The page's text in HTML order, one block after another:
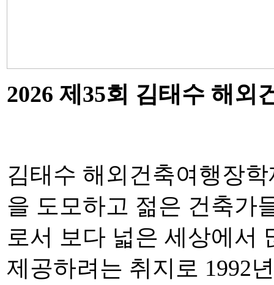
2026 제35회 김태수 해외
김태수 해외건축여행장
을 도모하고 젊은 건축가
로서 보다 넓은 세상에서
제공하려는 취지로 1992